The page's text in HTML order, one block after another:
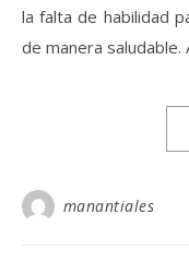
la falta de habilidad
de manera saludable.
manantiales